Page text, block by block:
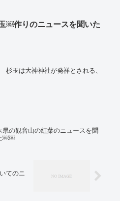
￼作りのニュースを聞いた
玉は大神神社が発祥とされる、
県の観音山の紅葉のニュースを聞
￼￼
てのニ